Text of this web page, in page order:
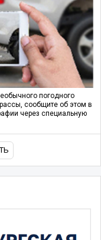
погодного
сообщите об этом в
через специальную